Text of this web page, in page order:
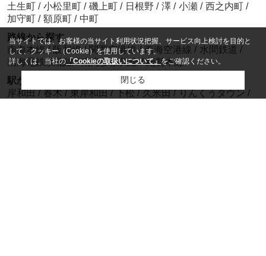
土生町 / 小松里町 / 磯上町 / 日根野 / 澤 / 小瀬 / 西之内町 /
加守町 / 額原町 / 中町
路線から探す
南海本線/ 阪和線/ 関西空港線/ 南海空港線 / 水間鉄道 /
南海電鉄泉北線/ 南海多奈川線/ 紀勢本線
駅から探す
岸和田 / 春木 / 東岸和田 / 下松 / 久米田 / りんくうタウン /
当サイトでは、お客様の当サイト利用状況把握、サービス向上検討を目的と
して、クッキー（Cookie）を使用しています。
詳しくは、当社の「Cookieの取扱いについて」をご確認ください。
閉じる